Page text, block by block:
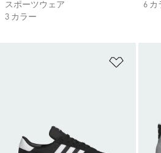
スポーツウェア
3 カラー
6 カ